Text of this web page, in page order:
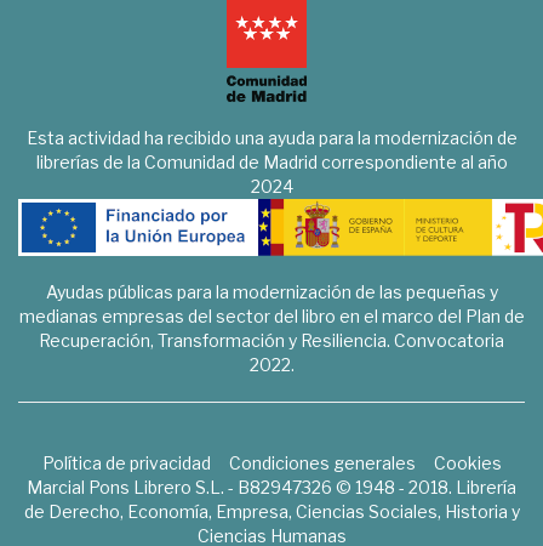
Esta actividad ha recibido una ayuda para la modernización de
librerías de la Comunidad de Madrid correspondiente al año
2024
Ayudas públicas para la modernización de las pequeñas y
medianas empresas del sector del libro en el marco del Plan de
Recuperación, Transformación y Resiliencia. Convocatoria
2022.
Política de privacidad Condiciones generales
Cookies
Marcial Pons Librero S.L. - B82947326 © 1948 - 2018. Librería
de Derecho, Economía, Empresa, Ciencias Sociales, Historia y
Ciencias Humanas